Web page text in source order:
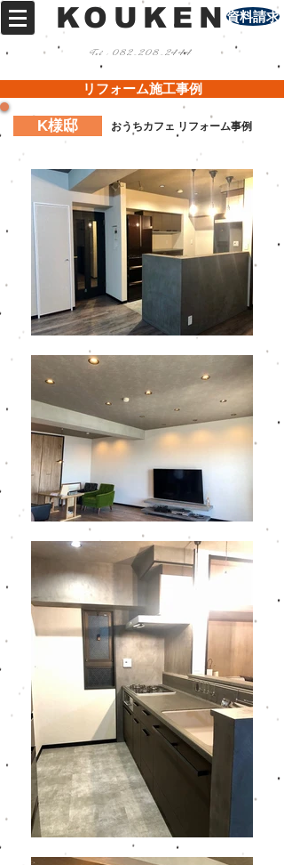
Tel :082-208-2444
KOUKEN資料請求
リフォーム施工事例
K様邸 おうちカフェ リフォーム事例